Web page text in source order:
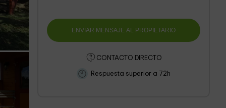
CONTACTO DIRECTO
Respuesta superior a 72h